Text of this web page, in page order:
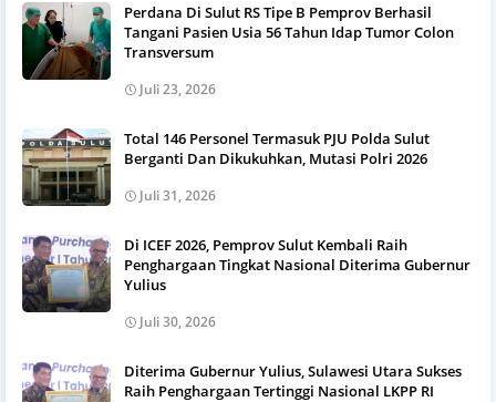
Perdana Di Sulut RS Tipe B Pemprov Berhasil
Tangani Pasien Usia 56 Tahun Idap Tumor Colon
Transversum
Juli 23, 2026
Total 146 Personel Termasuk PJU Polda Sulut
Berganti Dan Dikukuhkan, Mutasi Polri 2026
Juli 31, 2026
Di ICEF 2026, Pemprov Sulut Kembali Raih
Penghargaan Tingkat Nasional Diterima Gubernur
Yulius
Juli 30, 2026
Diterima Gubernur Yulius, Sulawesi Utara Sukses
Raih Penghargaan Tertinggi Nasional LKPP RI